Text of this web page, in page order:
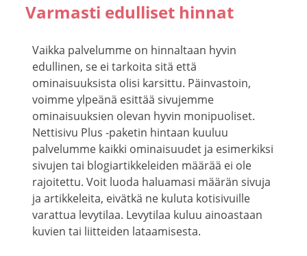
Varmasti edulliset hinnat
Vaikka palvelumme on hinnaltaan hyvin
edullinen, se ei tarkoita sitä että
ominaisuuksista olisi karsittu. Päinvastoin,
voimme ylpeänä esittää sivujemme
ominaisuuksien olevan hyvin monipuoliset.
Nettisivu Plus -paketin hintaan kuuluu
palvelumme kaikki ominaisuudet ja esimerkiksi
sivujen tai blogiartikkeleiden määrää ei ole
rajoitettu. Voit luoda haluamasi määrän sivuja
ja artikkeleita, eivätkä ne kuluta kotisivuille
varattua levytilaa. Levytilaa kuluu ainoastaan
kuvien tai liitteiden lataamisesta.